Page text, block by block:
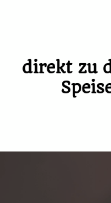
direkt zu